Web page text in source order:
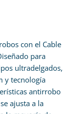
con el Cable
para
ultradelgados,
y tecnología
antirrobo
ajusta a la